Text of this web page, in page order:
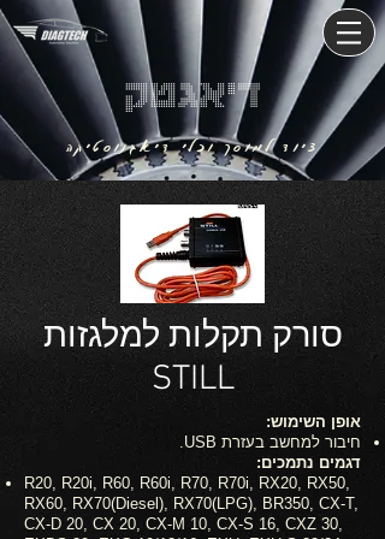
דיאגטק
ציוד למוסך וכלי דיאגנוסטיקה
סורק תקלות למלגזות
STILL
אופן השימוש:
חיבור למחשב בעזרת USB.
דגמים נתמכים:
R20, R20i, R60, R60i, R70, R70i, RX20, RX50,
RX60, RX70(Diesel), RX70(LPG), BR350, CX-T,
CX-D 20, CX 20, CX-M 10, CX-S 16, CXZ 30,